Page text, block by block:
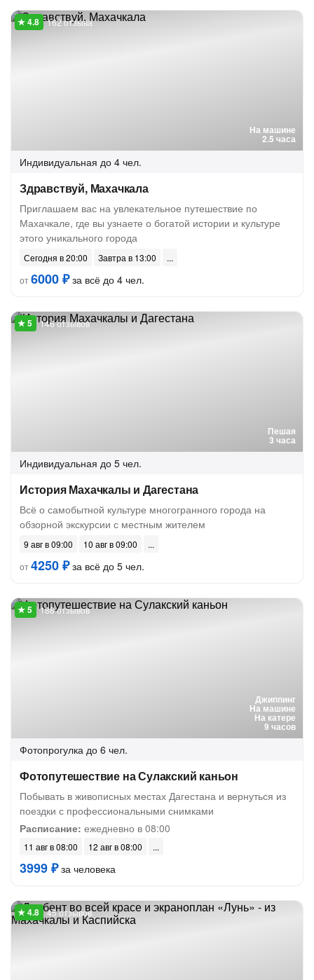
На машине
2.5 часа
162 отзыва
Индивидуальная до 4 чел.
Здравствуй, Махачкала
Приглашаем вас на увлекательное путешествие по
Махачкале, где вы узнаете о богатой истории и культуре
этого уникального города
Сегодня в 20:00
Завтра в 13:00
от6000 ₽за всё до 4 чел.
Пешая
3 часа
146 отзывов
Индивидуальная до 5 чел.
История Махачкалы и Дагестана
Всё о самобытной культуре многогранного города на
обзорной экскурсии с местным жителем
9 авг в 09:00
10 авг в 09:00
от4250 ₽за всё до 5 чел.
Джиппинг
На машине
На катере
9 часов
188 отзывов
Фотопрогулка до 6 чел.
Фотопутешествие на Сулакский каньон
Побывать в живописных местах Дагестана и вернуться из
поездки с профессиональными снимками
Расписание: ежедневно в 08:00
11 авг в 08:00 12 авг в 08:00
3999 ₽за человека
45 отзывов